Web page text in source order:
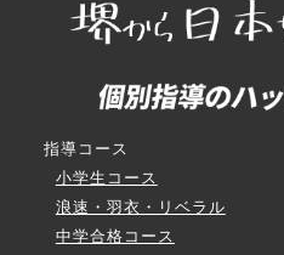
指導コース
小学生コース
浪速・羽衣・リベラル
中学合格コース